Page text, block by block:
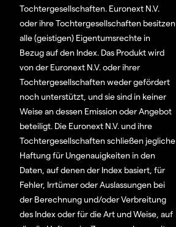
Tochtergesellschaften. Euronext N.V.
oder ihre Tochtergesellschaften besitzen
alle (geistigen) Eigentumsrechte in
Bezug auf den Index. Das Produkt wird
von der Euronext N.V. oder ihrer
Tochtergesellschaften weder gefördert
noch unterstützt, und sie sind in keiner
Weise an dessen Emission oder Angebot
beteiligt. Die Euronext N.V. und ihre
Tochtergesellschaften schließen jegliche
Haftung für Ungenauigkeiten in den
Daten, auf denen der Index basiert, für
Fehler, Irrtümer oder Auslassungen bei
der Berechnung und/oder Verbreitung
des Index oder für die Art und Weise, auf